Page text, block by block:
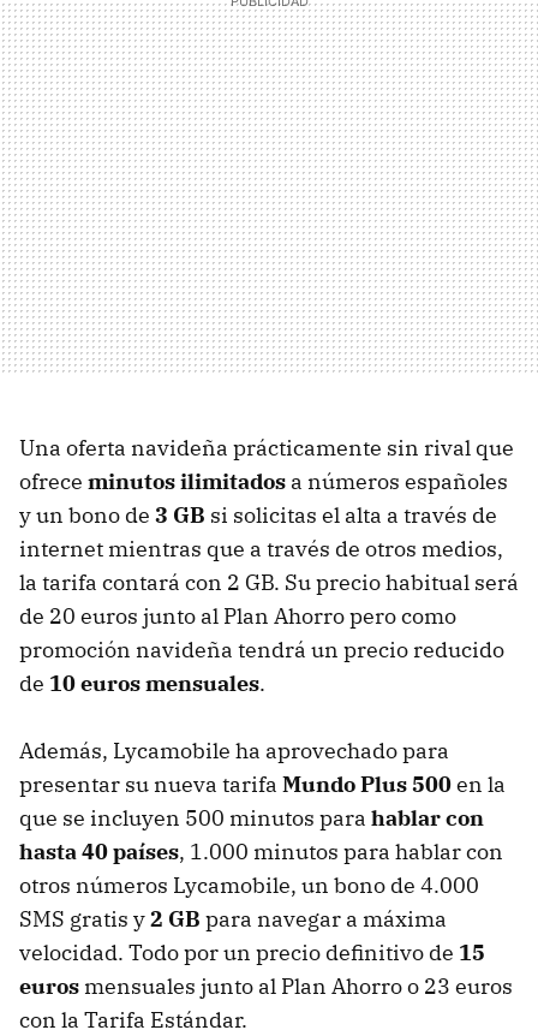
Una oferta navideña prácticamente sin rival que
ofrece minutos ilimitados a números españoles
y un bono de 3 GB si solicitas el alta a través de
internet mientras que a través de otros medios,
la tarifa contará con 2 GB. Su precio habitual será
de 20 euros junto al Plan Ahorro pero como
promoción navideña tendrá un precio reducido
de 10 euros mensuales.
Además, Lycamobile ha aprovechado para
presentar su nueva tarifa Mundo Plus 500en la
que se incluyen 500 minutos para hablar con
hasta 40 países, 1.000 minutos para hablar con
otros números Lycamobile, un bono de 4.000
SMS gratis y2 GB para navegar a máxima
velocidad. Todo por un precio definitivo de 15
euros mensuales junto al Plan Ahorro o 23 euros
con la Tarifa Estándar.